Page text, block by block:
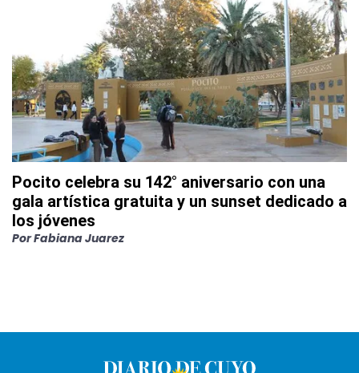
Pocito celebra su 142° aniversario con una
gala artística gratuita y un sunset dedicado a
los jóvenes
PorFabiana Juarez